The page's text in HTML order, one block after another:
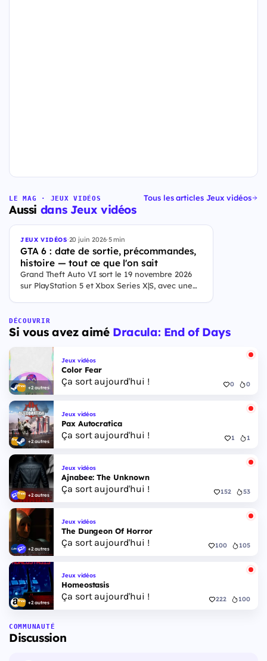
LE MAG · JEUX VIDÉOS
Aussi dans Jeux vidéos
Tous les articles Jeux vidéos
JEUX VIDÉOS·20 juin 2026·5 min
GTA 6 : date de sortie, précommandes,
histoire — tout ce que l'on sait
Grand Theft Auto VI sort le 19 novembre 2026
sur PlayStation 5 et Xbox Series X|S, avec une
Floride, et sa ville Vice City. Il met en scène
pour la première fois un duo de protagonistes
première héroïne jouable d'un GTA principal.
DÉCOUVRIR
Si vous avez aimé Dracula: End of Days
+2 autres
Jeux vidéos
Color Fear
Ça sort aujourd'hui ! 0 0
+2 autres
Jeux vidéos
Pax Autocratica
Ça sort aujourd'hui ! 1 1
+2 autres
Jeux vidéos
Ajnabee: The Unknown
Ça sort aujourd'hui ! 152 53
+2 autres
Jeux vidéos
The Dungeon Of Horror
Ça sort aujourd'hui ! 100 105
+2 autres
Jeux vidéos
Homeostasis
Ça sort aujourd'hui ! 222 100
COMMUNAUTÉ
Discussion